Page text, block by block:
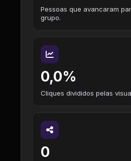
Pessoas que avancaram
grupo.
0,0%
Cliques divididos pelas
0